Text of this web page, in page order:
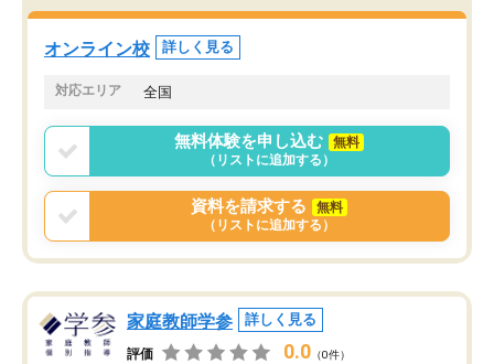
オンライン校 詳しく見る
対応エリア 全国
無料体験を申し込む
無料
（リストに追加する）
資料を請求する
無料
（リストに追加する）
家庭教師学参 詳しく見る
評価 0.0 （0件）